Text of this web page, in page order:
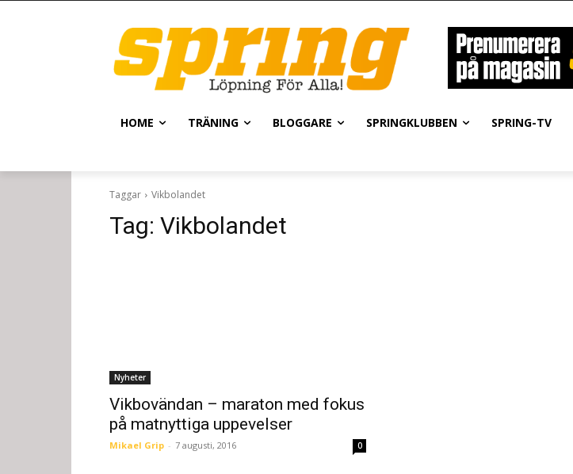
HOME TRÄNING BLOGGARE SPRINGKLUBBEN SPRING-TV
Taggar Vikbolandet
Tag: Vikbolandet
Nyheter
Vikbovändan – maraton med fokus
på matnyttiga uppevelser
Mikael Grip - 7 augusti, 2016 0